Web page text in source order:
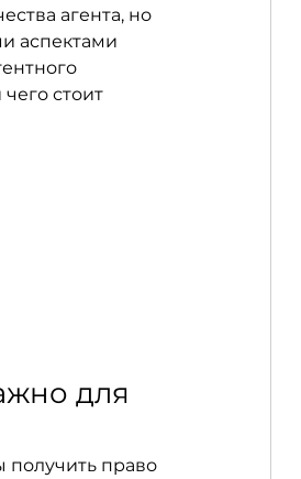
агента, но
аспектами
стоит
для
получить право